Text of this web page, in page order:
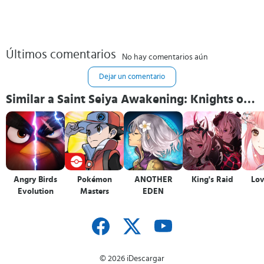
Últimos comentarios No hay comentarios aún
Dejar un comentario
Similar a Saint Seiya Awakening: Knights of
the Zodiac
Angry Birds
Evolution
Pokémon
Masters
ANOTHER
EDEN
King's Raid
© 2026 iDescargar